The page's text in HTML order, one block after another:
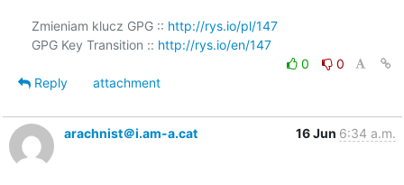
Zmieniam klucz GPG :: http://rys.io/pl/147
GPG Key Transition :: http://rys.io/en/147
0
0
Reply
attachment
arachnist＠i.am-a.cat 16 Jun 6:34 a.m.